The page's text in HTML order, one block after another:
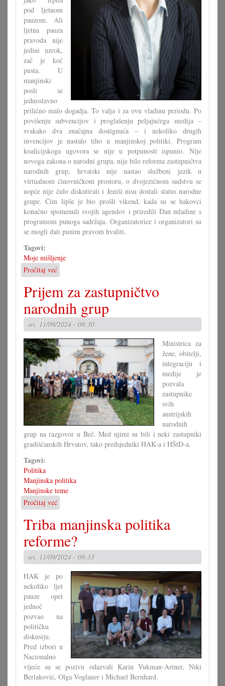
pod ljetnom
pauzom. Ali
ljetna pauza
pravoda nije
jedini uzrok,
zač je koč
pusta. U
manjinski
posli se
jednostavno
prilično malo dogadja. To valja i za ovu vladinu periodu. Po
povišenju subvencijov i proglašenju peljajućega medija –
svakako dva značajna dostignuća – i nekoliko drugih
invencijov je nastalo tiho u manjinskoj politiki. Program
koalicijskoga ugovora se nije u potpunosti ispunio. Nije
novoga zakona o narodni grupa, nije bilo reforma zastupničtva
narodnih grup, hrvatski nije nastao službeni jezik u
virtualnom činovničkom prostoru, o dvojezičnom sudstvu se
uopće nije čulo diskutirati i Jeniši nisu dostali status narodne
grupe. Čim lipše je bio prošli vikend, kada su se hakovci
konačno spomenuli svojih agendov i priredili Dan mladine s
programom punoga sadržaja. Organizatorice i organizatori su
se mogli dati punim pravom hvaliti.
Tagovi:
Moje mišljenje
Pročitaj već
Ča
se
triba
prvo
minjati?
Okvir
ili
djelovanje?
Prijem za zastupničtvo
narodnih grup
sri, 11/09/2024 - 08:30
Ministrica za
žene, obitelji,
integraciju i
medije je
pozvala
zastupnike
svih
austrijskih
narodnih
grup na razgovor u Beč. Med njimi su bili i neki zastupniki
gradišćanskih Hrvatov, tako predsjedniki HAK-a i HŠtD-a.
Tagovi:
Politika
Manjinska politika
Manjinske teme
Pročitaj već
Prijem
za
zastupničtvo
narodnih
grup
Triba manjinska politika
reforme?
sri, 11/09/2024 - 08:33
HAK je po
nekoliko ljet
pauze opet
jednoč
pozvao na
političku
diskusiju.
Pred izbori u
Nacionalno
vijeće su se pozivu odazvali Karin Vukman-Artner, Niki
Berlaković, Olga Voglauer i Michael Bernhard.